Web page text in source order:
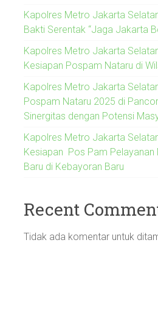
Kapolres Metro Jakarta
Bakti Serentak “Jaga Jakarta
Kapolres Metro Jakarta
Kesiapan Pospam Nataru di
Kapolres Metro Jakarta
Pospam Nataru 2025 di
Sinergitas dengan Potensi
Kapolres Metro Jakarta
Kesiapan Pos Pam Pelayanan
Baru di Kebayoran Baru
Recent
Tidak ada komentar untuk